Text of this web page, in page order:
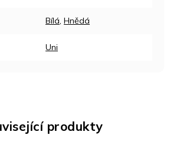
produkty
Bílá Hnědá
Uni